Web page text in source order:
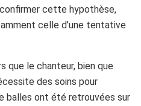
cette hypothèse,
celle d’une tentative
que le chanteur, bien que
des soins pour
balles ont été retrouvées sur